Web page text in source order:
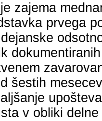
zajema
prvega
šestih
v obliki